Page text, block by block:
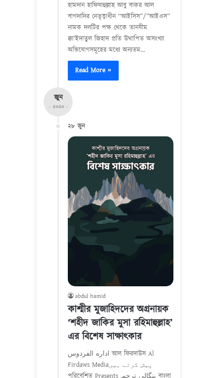
হামদান হাফিযাহুল্লাহ আবু বাকর আল
বাগদাদির নেতৃত্বাধীন “আইসিস”/”আইএস”
নামক দলটির পক্ষ থেকে তানযীম
ক্বা’ইদাতুল জিহাদ প্রতি উত্থাপিত অসংখ্যা
অভিযোগসমূহের মধ্যে অন্যতম…
Read More »
জুন
- ২০২০ -
২৮ জুন
abdul hamid
কাশ্মীর মুজাহিদদের অগ্রনায়ক
‘শহীদ জাকির মুসা রহিমাহুল্লাহ’
এর বিশেষ সাক্ষাৎকার
اداره الفردوس আল ফিরদাউস Al
Firdaws Mediaپیش کرتے ہیں
পরিবেশিত Presentsبنگالی ترجمہ বাংলা